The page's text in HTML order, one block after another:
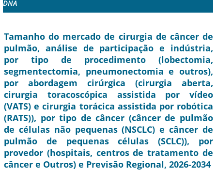
DNA
Tamanho do mercado de cirurgia de câncer de
pulmão, análise de participação e indústria,
por tipo de procedimento (lobectomia,
segmentectomia, pneumonectomia e outros),
por abordagem cirúrgica (cirurgia aberta,
cirurgia toracoscópica assistida por vídeo
(VATS) e cirurgia torácica assistida por robótica
(RATS)), por tipo de câncer (câncer de pulmão
de células não pequenas (NSCLC) e câncer de
pulmão de pequenas células (SCLC)), por
provedor (hospitais, centros de tratamento de
câncer e Outros) e Previsão Regional, 2026-2034